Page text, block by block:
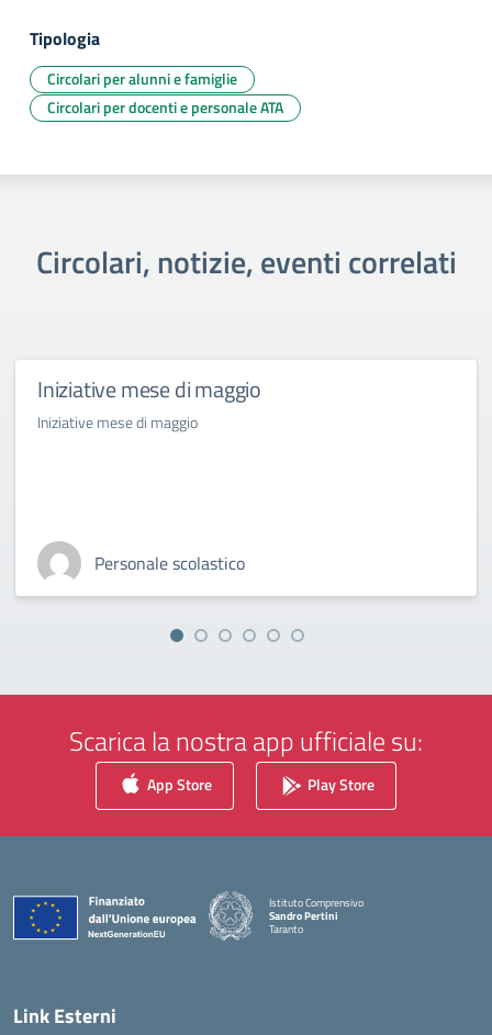
Tipologia
Circolari per alunni e famiglie
Circolari per docenti e personale ATA
Circolari, notizie, eventi correlati
Iniziative mese di maggio
Iniziative mese di maggio
Personale scolastico
Scarica la nostra app ufficiale su:
App Store Play Store
Istituto Comprensivo
Sandro Pertini
Taranto
Link Esterni